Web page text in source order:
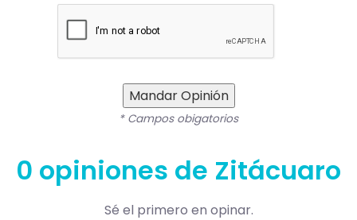
Mandar Opinión
* Campos obigatorios
0 opiniones de Zitácuaro
Sé el primero en opinar.